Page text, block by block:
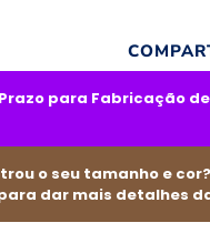
Prazo para Fabricação
o seu tamanho e
para dar mais detalhes